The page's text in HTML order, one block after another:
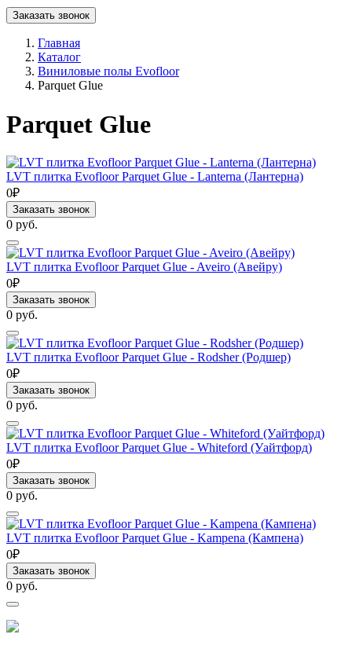
Заказать звонок
Главная
Каталог
Виниловые полы Evofloor
Parquet Glue
Parquet Glue
LVT плитка Evofloor Parquet Glue - Lanterna (Лантерна)
0₽
Заказать звонок
0 руб.
LVT плитка Evofloor Parquet Glue - Aveiro (Авейру)
0₽
Заказать звонок
0 руб.
LVT плитка Evofloor Parquet Glue - Rodsher (Родшер)
0₽
Заказать звонок
0 руб.
LVT плитка Evofloor Parquet Glue - Whiteford (Уайтфорд)
0₽
Заказать звонок
0 руб.
LVT плитка Evofloor Parquet Glue - Kampena (Кампена)
0₽
Заказать звонок
0 руб.